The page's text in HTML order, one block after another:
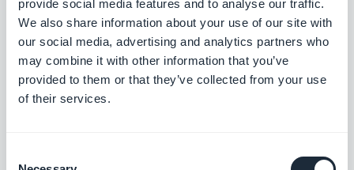
provide social media features and to analyse our traffic.
We also share information about your use of our site with
our social media, advertising and analytics partners who
may combine it with other information that you’ve
provided to them or that they’ve collected from your use
of their services.
Wenn der Benutzer in der Detailansicht
auf die Kartenvorschau klickt, erscheint
ein Pop-up-Fenster mit der Frage,
welchen Kartendienst der Benutzer